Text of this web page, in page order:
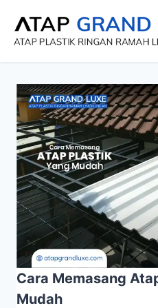
Cara Memasang
Mudah